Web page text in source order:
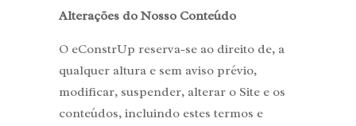
Alterações do Nosso Conteúdo
O eConstrUp reserva-se ao direito de, a
qualquer altura e sem aviso prévio,
modificar, suspender, alterar o Site e os
conteúdos, incluindo estes termos e